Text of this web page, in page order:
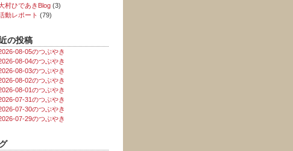
村ひであきBlog (3)
動レポート (79)
の投稿
08-05のつぶやき
08-04のつぶやき
08-03のつぶやき
08-02のつぶやき
08-01のつぶやき
07-31のつぶやき
07-30のつぶやき
07-29のつぶやき